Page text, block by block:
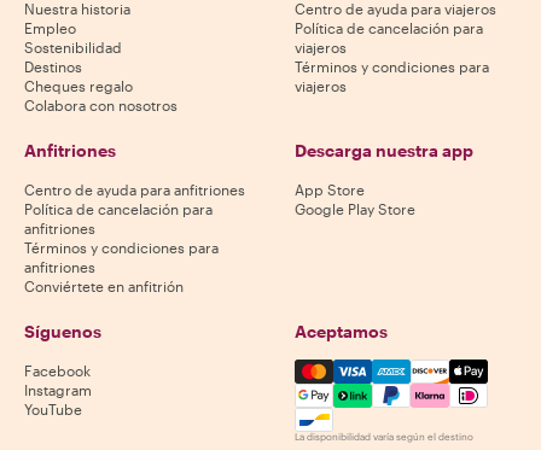
Nuestra historia
Empleo
Sostenibilidad
Destinos
Cheques regalo
Colabora con nosotros
Centro de ayuda para viajeros
Política de cancelación para
viajeros
Términos y condiciones para
viajeros
Anfitriones
Centro de ayuda para anfitriones
Política de cancelación para
anfitriones
Términos y condiciones para
anfitriones
Conviértete en anfitrión
Descarga nuestra app
App Store
Google Play Store
Síguenos
Facebook
Instagram
YouTube
Aceptamos
Mastercard, Visa, Amex,
La disponibilidad varía según el destino